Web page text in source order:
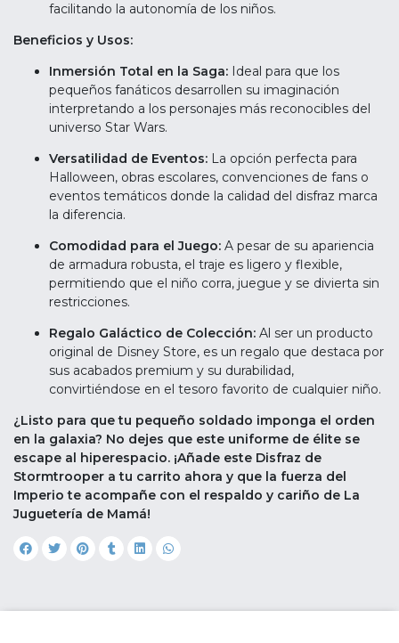
facilitando la autonomía de los niños.
Beneficios y Usos:
Inmersión Total en la Saga: Ideal para que los
pequeños fanáticos desarrollen su imaginación
interpretando a los personajes más reconocibles del
universo Star Wars.
Versatilidad de Eventos: La opción perfecta para
Halloween, obras escolares, convenciones de fans o
eventos temáticos donde la calidad del disfraz marca
la diferencia.
Comodidad para el Juego: A pesar de su apariencia
de armadura robusta, el traje es ligero y flexible,
permitiendo que el niño corra, juegue y se divierta sin
restricciones.
Regalo Galáctico de Colección: Al ser un producto
original de Disney Store, es un regalo que destaca por
sus acabados premium y su durabilidad,
convirtiéndose en el tesoro favorito de cualquier niño.
¿Listo para que tu pequeño soldado imponga el orden
en la galaxia? No dejes que este uniforme de élite se
escape al hiperespacio. ¡Añade este Disfraz de
Stormtrooper a tu carrito ahora y que la fuerza del
Imperio te acompañe con el respaldo y cariño de La
Juguetería de Mamá!